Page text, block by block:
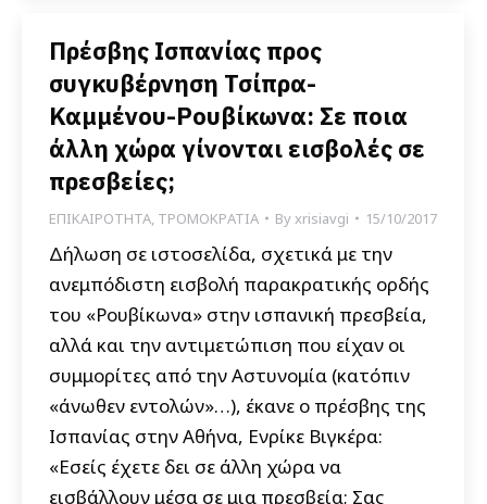
Πρέσβης Ισπανίας προς
συγκυβέρνηση Τσίπρα-
Καμμένου-Ρουβίκωνα: Σε ποια
άλλη χώρα γίνονται εισβολές σε
πρεσβείες;
ΕΠΙΚΑΙΡΟΤΗΤΑ, ΤΡΟΜΟΚΡΑΤΙΑ Byxrisiavgi 15/10/2017
Δήλωση σε ιστοσελίδα, σχετικά με την
ανεμπόδιστη εισβολή παρακρατικής ορδής
του «Ρουβίκωνα» στην ισπανική πρεσβεία,
αλλά και την αντιμετώπιση που είχαν οι
συμμορίτες από την Αστυνομία (κατόπιν
«άνωθεν εντολών»…), έκανε ο πρέσβης της
Ισπανίας στην Αθήνα, Ενρίκε Βιγκέρα:
«Εσείς έχετε δει σε άλλη χώρα να
εισβάλλουν μέσα σε μια πρεσβεία; Σας